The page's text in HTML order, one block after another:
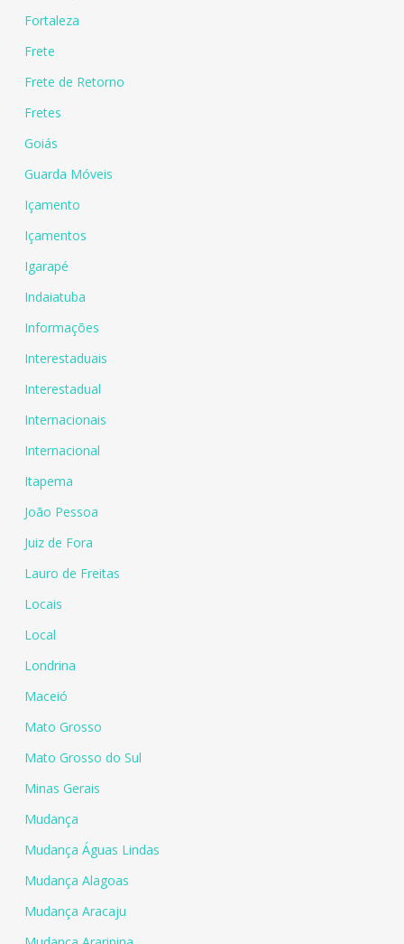
Fortaleza
Frete
Frete de Retorno
Fretes
Goiás
Guarda Móveis
Içamento
Içamentos
Igarapé
Indaiatuba
Informações
Interestaduais
Interestadual
Internacionais
Internacional
Itapema
João Pessoa
Juiz de Fora
Lauro de Freitas
Locais
Local
Londrina
Maceió
Mato Grosso
Mato Grosso do Sul
Minas Gerais
Mudança
Mudança Águas Lindas
Mudança Alagoas
Mudança Aracaju